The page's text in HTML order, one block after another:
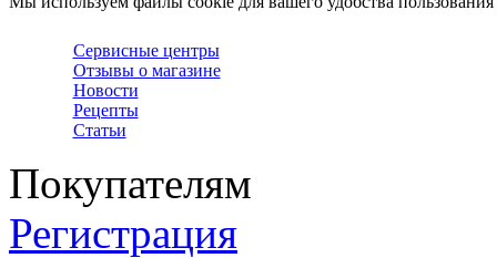
Сервисные центры
Отзывы о магазине
Новости
Рецепты
Статьи
Покупателям
Регистрация